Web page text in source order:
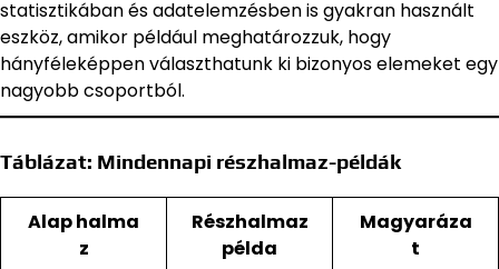
statisztikában és adatelemzésben is gyakran használt
eszköz, amikor például meghatározzuk, hogy
hányféleképpen választhatunk ki bizonyos elemeket egy
nagyobb csoportból.
Táblázat: Mindennapi részhalmaz-példák
Alap halma
z
Részhalmaz
példa
Magyaráza
t